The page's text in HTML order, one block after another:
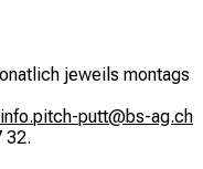
jeweils montags
info.pitch-putt@bs-ag.ch
32.